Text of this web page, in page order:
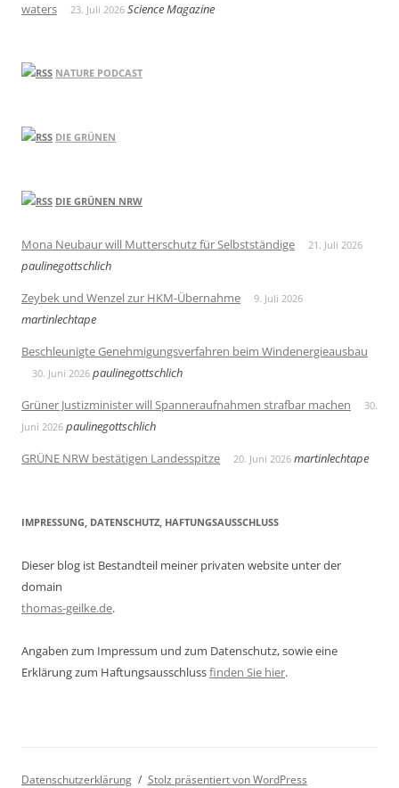
waters
23. Juli 2026 Science Magazine
NATURE PODCAST
DIE GRÜNEN
DIE GRÜNEN NRW
Mona Neubaur will Mutterschutz für Selbstständige 21. Juli 2026
paulinegottschlich
Zeybek und Wenzel zur HKM-Übernahme
9. Juli 2026
martinlechtape
Beschleunigte Genehmigungsverfahren beim Windenergieausbau
30. Juni 2026 paulinegottschlich
Grüner Justizminister will Spanneraufnahmen strafbar machen
30.
Juni 2026 paulinegottschlich
GRÜNE NRW bestätigen Landesspitze
20. Juni 2026 martinlechtape
IMPRESSUNG, DATENSCHUTZ, HAFTUNGSAUSSCHLUSS
Dieser blog ist Bestandteil meiner privaten website unter der
domain
thomas-geilke.de.
Angaben zum Impressum und zum Datenschutz, sowie eine
Erklärung zum Haftungsausschlussfinden Sie hier.
Datenschutzerklärung Stolz präsentiert von WordPress